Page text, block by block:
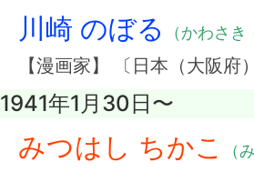
川崎 のぼる （かわさき
【漫画家】 〔日本（大阪府）
1941年1月30日〜
みつはし ちかこ （